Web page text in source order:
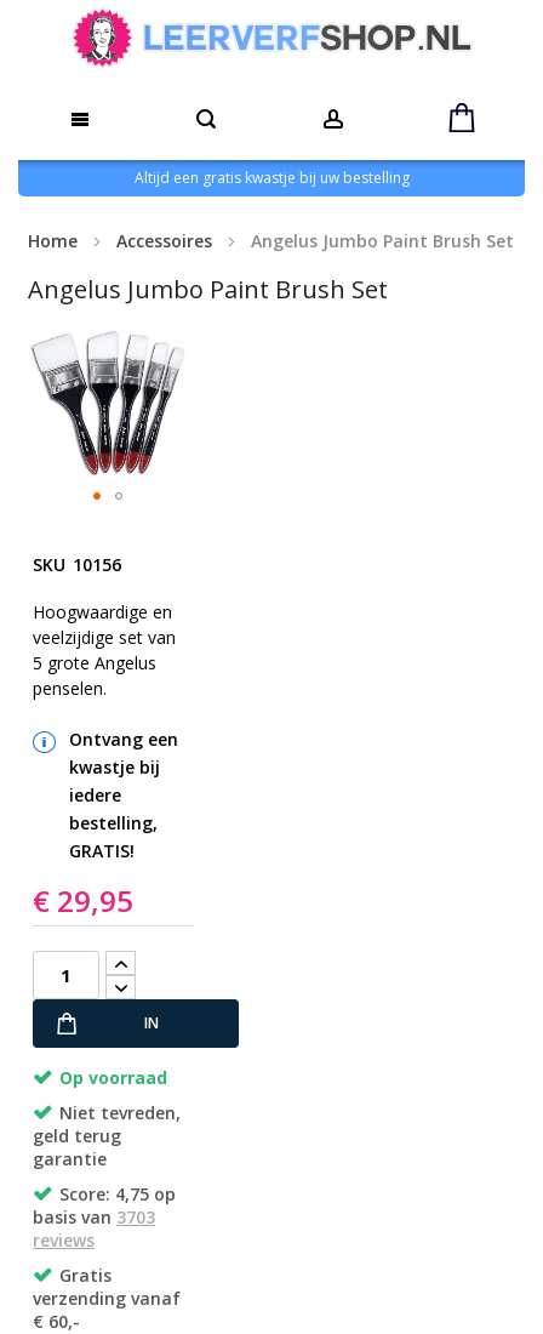
Altijd een gratis kwastje bij uw bestelling
Home Accessoires Angelus Jumbo Paint Brush Set
Angelus Jumbo Paint Brush Set
naar
het
einde
afbeeldingen-
naar
begin
van
de
afbeeldingen-
SKU 10156
Hoogwaardige en
veelzijdige set van
5 grote Angelus
penselen.
Ontvang een
kwastje bij
iedere
bestelling,
GRATIS!
€ 29,95
IN
WINKELWAGEN
Op voorraad
Niet tevreden,
geld terug
garantie
Score: 4,75 op
basis van 3703
reviews
Gratis
verzending vanaf
€ 60,-